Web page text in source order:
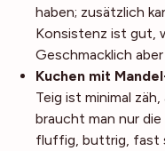
haben; zusätzlich
Konsistenz ist gut,
Geschmacklich
Kuchen mit
Teig ist minimal
braucht man nur
fluffig, buttrig, fast